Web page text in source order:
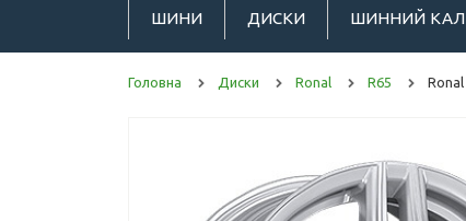
ШИНИ ДИСКИ ШИННИЙ
Головна Диски Ronal R65